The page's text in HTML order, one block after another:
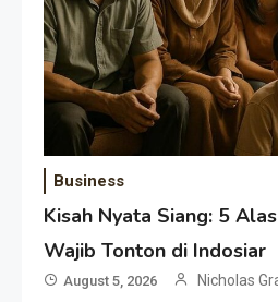
Business
Kisah Nyata Siang: 5
Wajib Tonton di Indosiar
August 5, 2026 Nicholas